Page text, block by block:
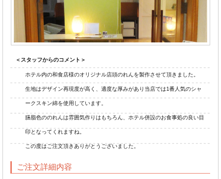
＜スタッフからのコメント＞
ホテル内の和食店様のオリジナル店頭のれんを製作させて頂きました。
生地はデザイン再現度が高く、適度な厚みがあり当店では1番人気のシャ
ークスキン綿を使用しています。
臙脂色ののれんは雰囲気作りはもちろん、ホテル併設のお食事処の良い目
印となってくれますね。
この度はご注文頂きありがとうございました。
ご注文詳細内容